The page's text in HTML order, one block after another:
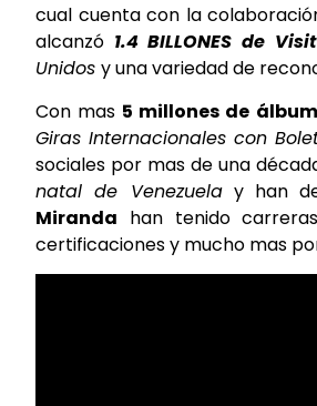
cual cuenta con la
alcanzó 1.4 BILLONES de
Unidos y una variedad de
Con mas 5 millones de
Giras Internacionales con
sociales por mas de una
natal de Venezuelay han
Miranda han tenido
certificaciones y mucho mas